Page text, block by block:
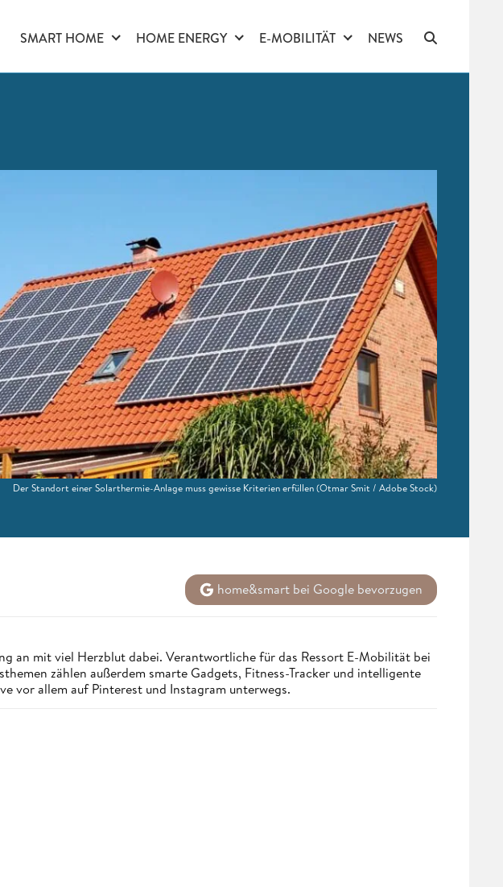
SMART HOME HOME ENERGY E-MOBILITÄT NEWS
Der Standort einer Solarthermie-Anlage muss gewisse Kriterien erfüllen(Otmar Smit / Adobe Stock)
home&smart bei Google bevorzugen
an mit viel Herzblut dabei. Verantwortliche für das Ressort E-Mobilität bei
zählen außerdem smarte Gadgets, Fitness-Tracker und intelligente
vor allem auf Pinterest und Instagram unterwegs.